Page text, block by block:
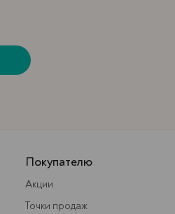
Покупателю
Акции
Точки продаж